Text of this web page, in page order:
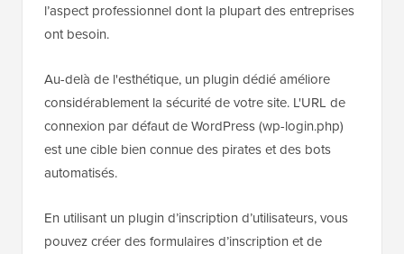
l’aspect professionnel dont la plupart des entreprises
ont besoin.
Au-delà de l'esthétique, un plugin dédié améliore
considérablement la sécurité de votre site. L'URL de
connexion par défaut de WordPress (wp-login.php)
est une cible bien connue des pirates et des bots
automatisés.
En utilisant un plugin d’inscription d’utilisateurs, vous
pouvez créer des formulaires d’inscription et de